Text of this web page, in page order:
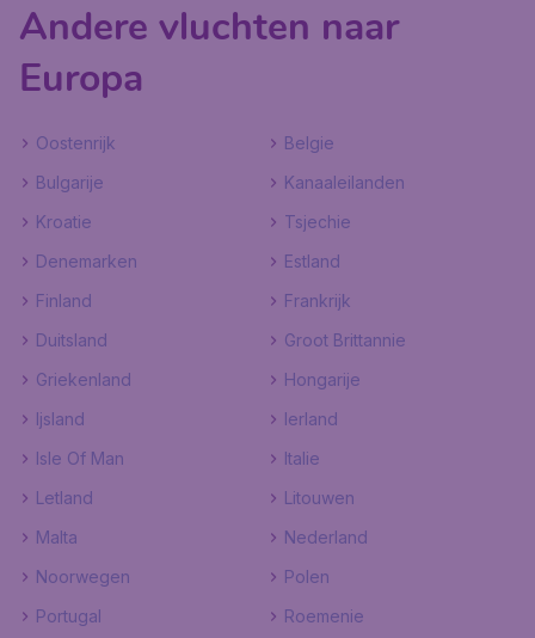
Andere vluchten naar
Europa
Oostenrijk
Belgie
Bulgarije
Kanaaleilanden
Kroatie
Tsjechie
Denemarken
Estland
Finland
Frankrijk
Duitsland
Groot Brittannie
Griekenland
Hongarije
Ijsland
Ierland
Isle Of Man
Italie
Letland
Litouwen
Malta
Nederland
Noorwegen
Polen
Portugal
Roemenie